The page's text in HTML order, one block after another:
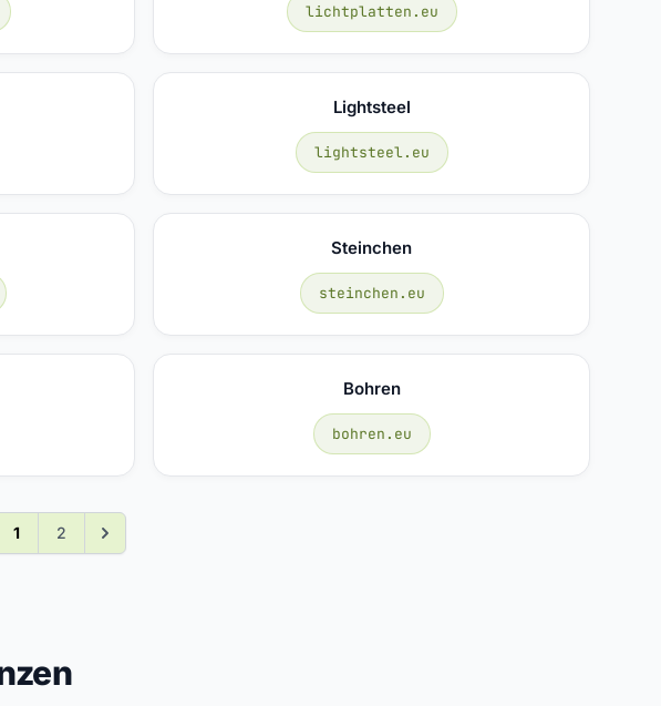
lichtplatten.eu
Lightsteel
lightsteel.eu
Steinchen
steinchen.eu
Bohren
bohren.eu
1 2